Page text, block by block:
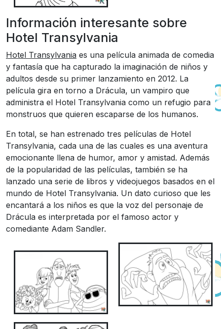
Información interesante sobre
Hotel Transylvania
Hotel Transylvania es una película animada de comedia
y fantasía que ha capturado la imaginación de niños y
adultos desde su primer lanzamiento en 2012. La
película gira en torno a Drácula, un vampiro que
administra el Hotel Transylvania como un refugio para
monstruos que quieren escaparse de los humanos.
En total, se han estrenado tres películas de Hotel
Transylvania, cada una de las cuales es una aventura
emocionante llena de humor, amor y amistad. Además
de la popularidad de las películas, también se ha
lanzado una serie de libros y videojuegos basados en el
mundo de Hotel Transylvania. Un dato curioso que les
encantará a los niños es que la voz del personaje de
Drácula es interpretada por el famoso actor y
comediante Adam Sandler.